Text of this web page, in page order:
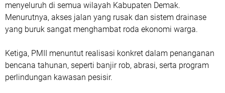
menyeluruh di semua wilayah Kabupaten Demak.
Menurutnya, akses jalan yang rusak dan sistem drainase
yang buruk sangat menghambat roda ekonomi warga.
‎Ketiga, PMII menuntut realisasi konkret dalam penanganan
bencana tahunan, seperti banjir rob, abrasi, serta program
perlindungan kawasan pesisir.